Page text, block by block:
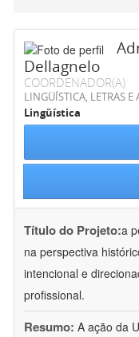
Dellagnelo
COORDENADOR(A)
LINGÜÍSTICA, LETRAS E
Lingüística
Título do Projeto:a
na perspectiva
intencional e
profissional.
Resumo: A ação da